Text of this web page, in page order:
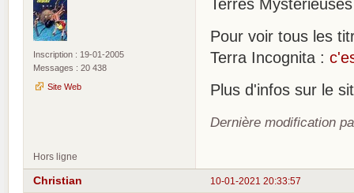
Inscription : 19-01-2005
Messages : 20 438
Site Web
Terres
Pour voir tous les
Terra Incognita :
Plus d'infos sur le
Dernière modification
Hors ligne
10-01-2021 20:33:57
Christian